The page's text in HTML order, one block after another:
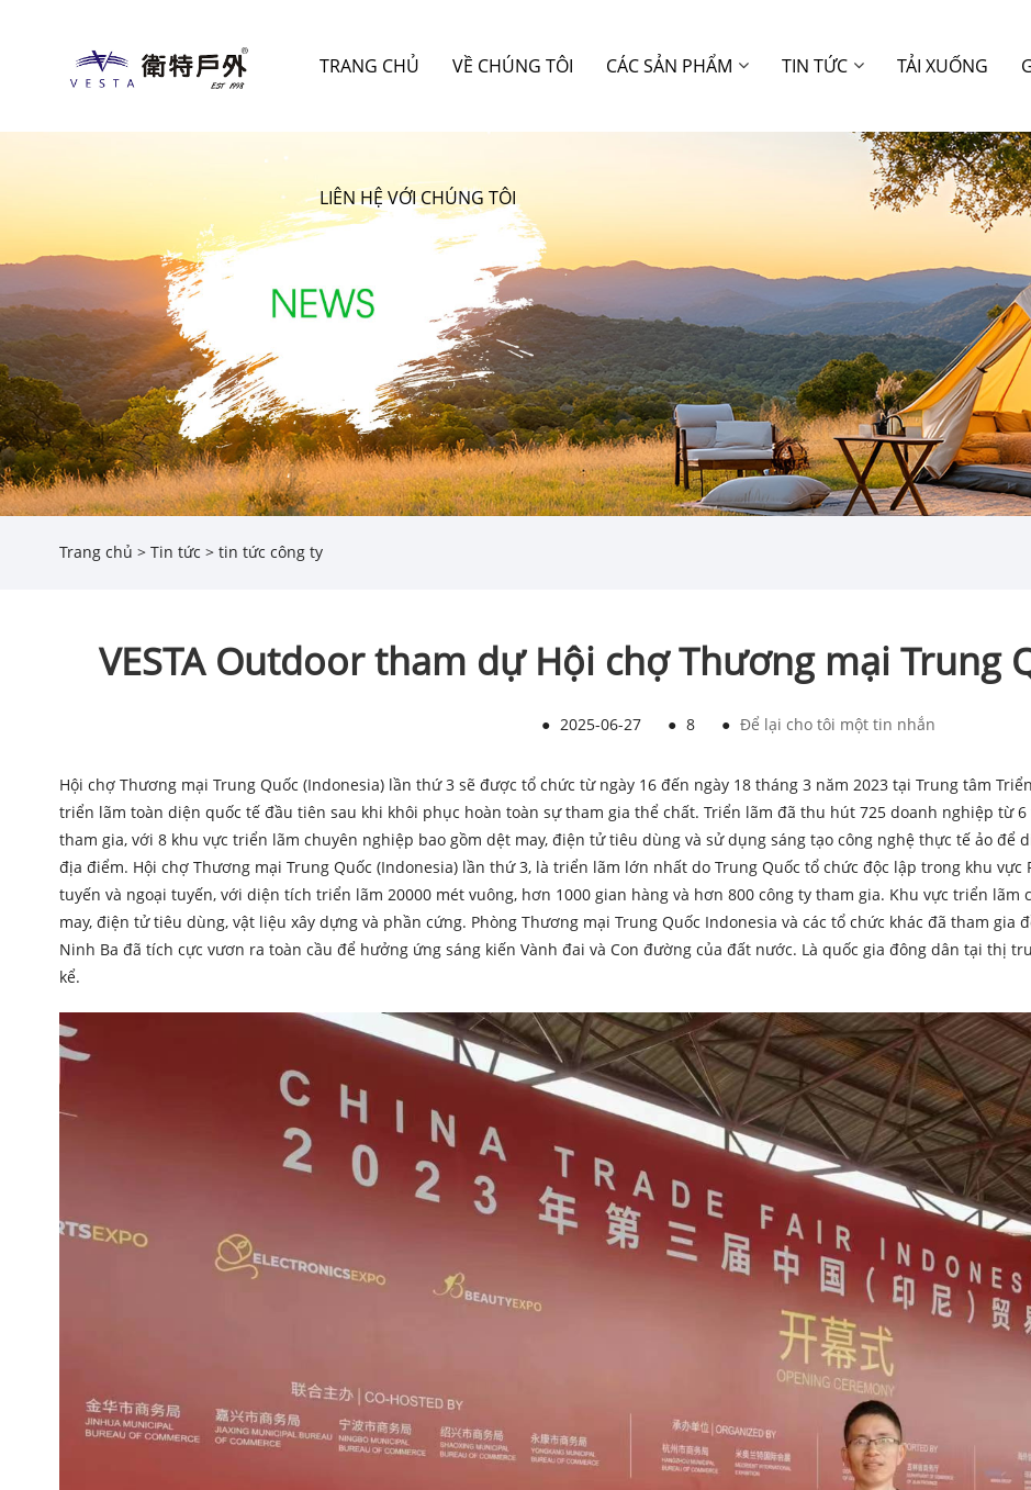
TRANG CHỦ VỀ CHÚNG TÔI CÁC SẢN PHẨM TIN TỨC TẢI XUỐNG
LIÊN HỆ VỚI CHÚNG TÔI
Trang chủ > Tin tức > tin tức công ty
VESTA Outdoor tham dự Hội chợ Thương mại Trung
● 2025-06-27 ● 8 ● Để lại cho tôi một tin nhắn
Hội chợ Thương mại Trung Quốc (Indonesia) lần thứ 3 sẽ được tổ chức từ ngày 16 đến ngày 18 tháng 3 năm 2023 tại Trung tâm
triển lãm toàn diện quốc tế đầu tiên sau khi khôi phục hoàn toàn sự tham gia thể chất. Triển lãm đã thu hút 725 doanh nghiệp từ 6
tham gia, với 8 khu vực triển lãm chuyên nghiệp bao gồm dệt may, điện tử tiêu dùng và sử dụng sáng tạo công nghệ thực tế ảo để
địa điểm. Hội chợ Thương mại Trung Quốc (Indonesia) lần thứ 3, là triển lãm lớn nhất do Trung Quốc tổ chức độc lập trong khu vực
tuyến và ngoại tuyến, với diện tích triển lãm 20000 mét vuông, hơn 1000 gian hàng và hơn 800 công ty tham gia. Khu vực triển
may, điện tử tiêu dùng, vật liệu xây dựng và phần cứng. Phòng Thương mại Trung Quốc Indonesia và các tổ chức khác đã tham gia
Ninh Ba đã tích cực vươn ra toàn cầu để hưởng ứng sáng kiến ​​Vành đai và Con đường của đất nước. Là quốc gia đông dân tại thị
kể.